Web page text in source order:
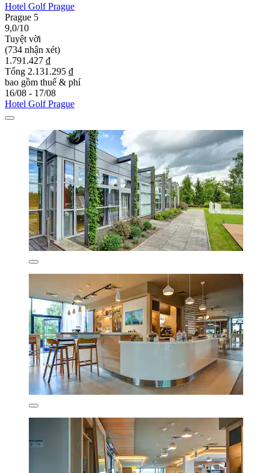
Hotel Golf Prague
Prague 5
9,0/10
Tuyệt vời
(734 nhận xét)
1.791.427 ₫
Tổng 2.131.295 ₫
bao gồm thuế & phí
16/08 - 17/08
Hotel Golf Prague